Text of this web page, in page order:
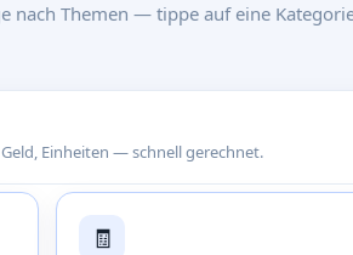
nach Themen — tippe auf eine
Einheiten — schnell gerechnet.
🧾